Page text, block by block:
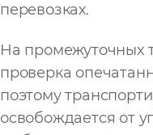
перевозках.
На промежуточных
проверка
поэтому
освобождается от